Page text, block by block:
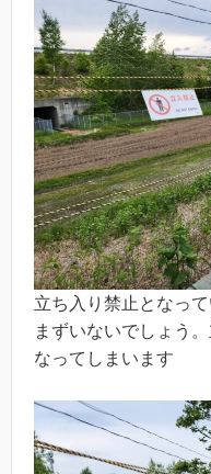
立ち入り禁止となっ
まずいないでしょう
なってしまいます